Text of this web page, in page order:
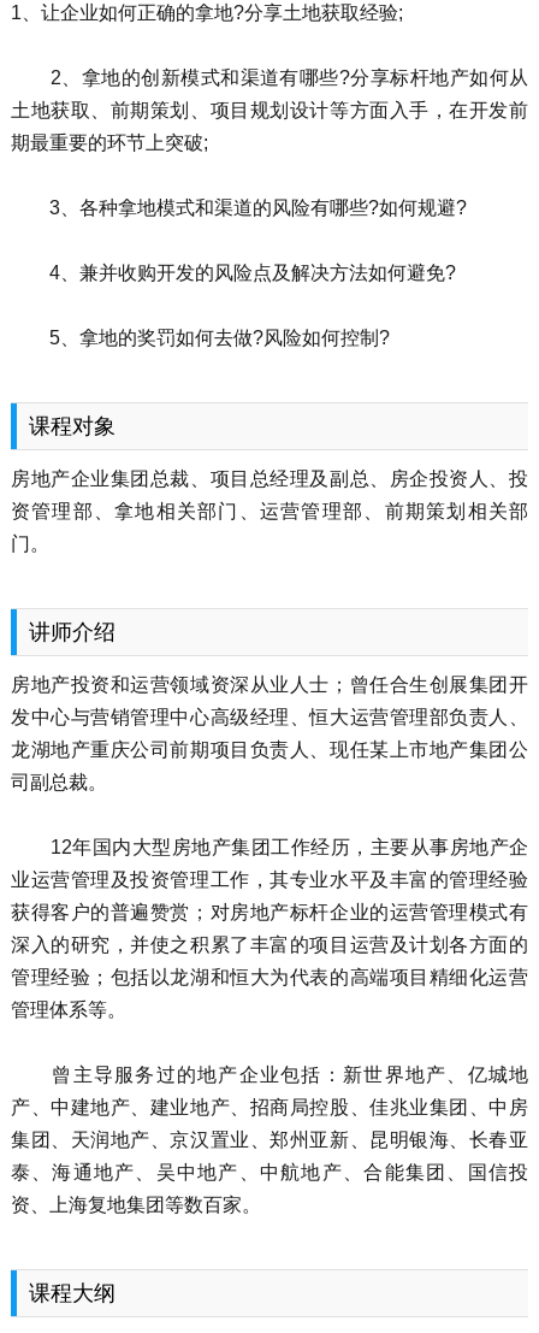
1、让企业如何正确的拿地?分享土地获取经验;
2、拿地的创新模式和渠道有哪些?分享标杆地产如何从
土地获取、前期策划、项目规划设计等方面入手，在开发前
期最重要的环节上突破;
3、各种拿地模式和渠道的风险有哪些?如何规避?
4、兼并收购开发的风险点及解决方法如何避免?
5、拿地的奖罚如何去做?风险如何控制?
课程对象
房地产企业集团总裁、项目总经理及副总、房企投资人、投
资管理部、拿地相关部门、运营管理部、前期策划相关部
门。
讲师介绍
房地产投资和运营领域资深从业人士；曾任合生创展集团开
发中心与营销管理中心高级经理、恒大运营管理部负责人、
龙湖地产重庆公司前期项目负责人、现任某上市地产集团公
司副总裁。
12年国内大型房地产集团工作经历，主要从事房地产企
业运营管理及投资管理工作，其专业水平及丰富的管理经验
获得客户的普遍赞赏；对房地产标杆企业的运营管理模式有
深入的研究，并使之积累了丰富的项目运营及计划各方面的
管理经验；包括以龙湖和恒大为代表的高端项目精细化运营
管理体系等。
曾主导服务过的地产企业包括：新世界地产、亿城地
产、中建地产、建业地产、招商局控股、佳兆业集团、中房
集团、天润地产、京汉置业、郑州亚新、昆明银海、长春亚
泰、海通地产、吴中地产、中航地产、合能集团、国信投
资、上海复地集团等数百家。
课程大纲